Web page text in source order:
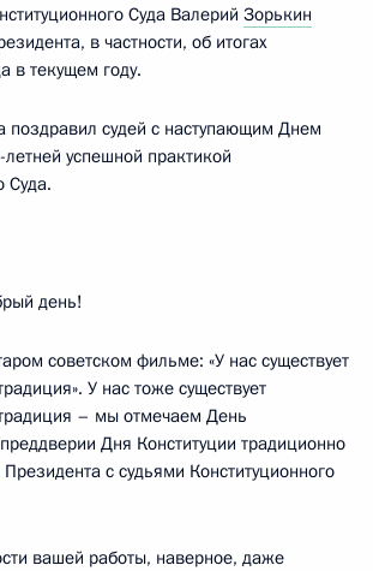
Суда Валерий Зорькин
в частности, об итогах
в текущем году.
поздравил судей с наступающим Днем
успешной практикой
Суда.
день!
советском фильме: «У нас существует
У нас тоже существует
– мы отмечаем День
Дня Конституции традиционно
Президента с судьями Конституционного
вашей работы, наверное, даже